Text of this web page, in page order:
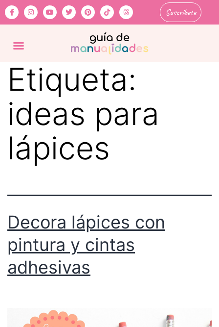
Suscríbete
Etiqueta:
ideas para
lápices
Decora lápices con
pintura y cintas
adhesivas